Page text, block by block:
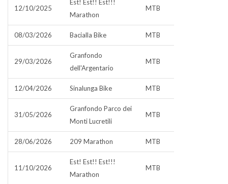
12/10/2025
Est! Est!! Est!!!
Marathon
MTB
08/03/2026 Bacialla Bike MTB
29/03/2026
Granfondo
dell'Argentario
MTB
12/04/2026 Sinalunga Bike MTB
31/05/2026
Granfondo Parco dei
Monti Lucretili
MTB
28/06/2026 209 Marathon MTB
11/10/2026
Est! Est!! Est!!!
Marathon
MTB